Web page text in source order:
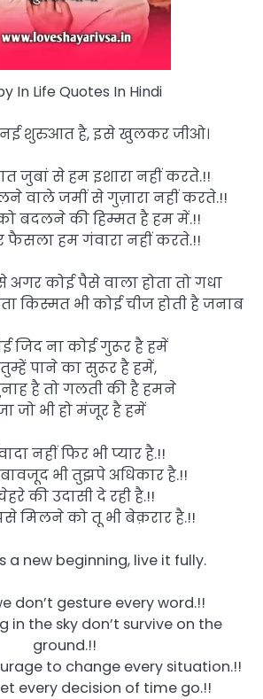
In Life Quotes In Hindi
नई शुरुआत है, इसे खुलकर जीओ।
जुबां से हम इशारा नहीं करते.!!
वाले जमीं से गुज़ारा नहीं करते.!!
बदलने की हिम्मत है हम में.!!
फैसला हम गंवारा नहीं करते.!!
कोई पैसे वाला होता तो गधा
किस्मत भी कोई चीज होती है जनाब
जिद ना कोई गुरूर है हमें
पाने का सुरूर है हमें,
है तो गलती की है हमने
जो भी हो मंजूर है हमें
नहीं फिर भी प्यार है.!!
भी तुझपे अधिकार है.!!
की उदासी दे रही है.!!
मिलने को तू भी बेक़रार है.!!
a new beginning, live it fully.
don’t gesture every word.!!
in the sky don’t survive on the
ground.!!
to change every situation.!!
every decision of time go.!!